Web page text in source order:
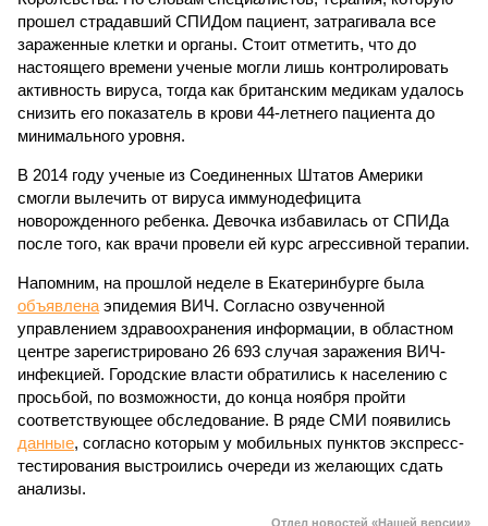
прошел страдавший СПИДом пациент, затрагивала все
зараженные клетки и органы. Стоит отметить, что до
настоящего времени ученые могли лишь контролировать
активность вируса, тогда как британским медикам удалось
снизить его показатель в крови 44-летнего пациента до
минимального уровня.
В 2014 году ученые из Соединенных Штатов Америки
смогли вылечить от вируса иммунодефицита
новорожденного ребенка. Девочка избавилась от СПИДа
после того, как врачи провели ей курс агрессивной терапии.
Напомним, на прошлой неделе в Екатеринбурге была
объявлена эпидемия ВИЧ. Согласно озвученной
управлением здравоохранения информации, в областном
центре зарегистрировано 26 693 случая заражения ВИЧ-
инфекцией. Городские власти обратились к населению с
просьбой, по возможности, до конца ноября пройти
соответствующее обследование. В ряде СМИ появились
данные, согласно которым у мобильных пунктов экспресс-
тестирования выстроились очереди из желающих сдать
анализы.
Отдел новостей «Нашей версии»